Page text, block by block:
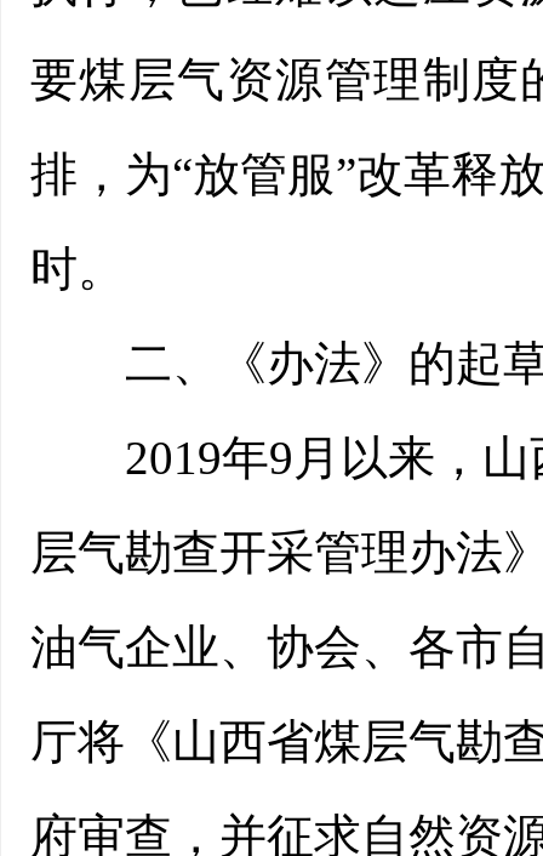
要煤层气资源管理制度
排，为“放管服”改革释
时。
二、《办法》的起
2019年9月以来，山
层气勘查开采管理办法
油气企业、协会、各市
厅将《山西省煤层气勘
府审查，并征求自然资